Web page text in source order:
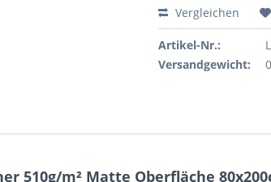
Vergleichen
Artikel-Nr.:
Versandgewicht:
510g/m² Matte Oberfläche